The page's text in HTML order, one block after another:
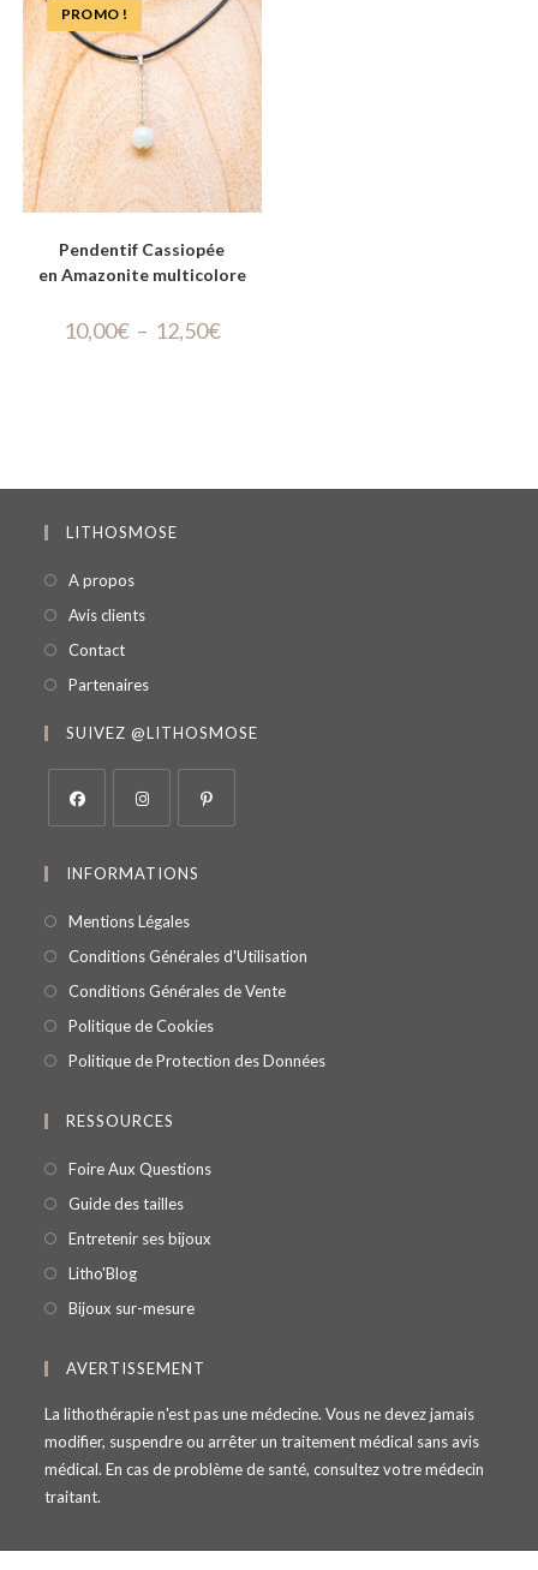
PROMO !
Pendentif Cassiopée
en Amazonite multicolore
10,00€ – 12,50€
LITHOSMOSE
A propos
Avis clients
Contact
Partenaires
SUIVEZ @LITHOSMOSE
INFORMATIONS
Mentions Légales
Conditions Générales d'Utilisation
Conditions Générales de Vente
Politique de Cookies
Politique de Protection des Données
RESSOURCES
Foire Aux Questions
Guide des tailles
Entretenir ses bijoux
Litho'Blog
Bijoux sur-mesure
AVERTISSEMENT
La lithothérapie n'est pas une médecine. Vous ne devez jamais
modifier, suspendre ou arrêter un traitement médical sans avis
médical. En cas de problème de santé, consultez votre médecin
traitant.